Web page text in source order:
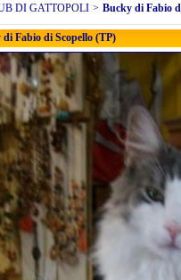
DI GATTOPOLI > Bucky di Fabio
di Fabio di Scopello (TP)